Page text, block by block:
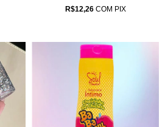
R$12,26 COM PIX